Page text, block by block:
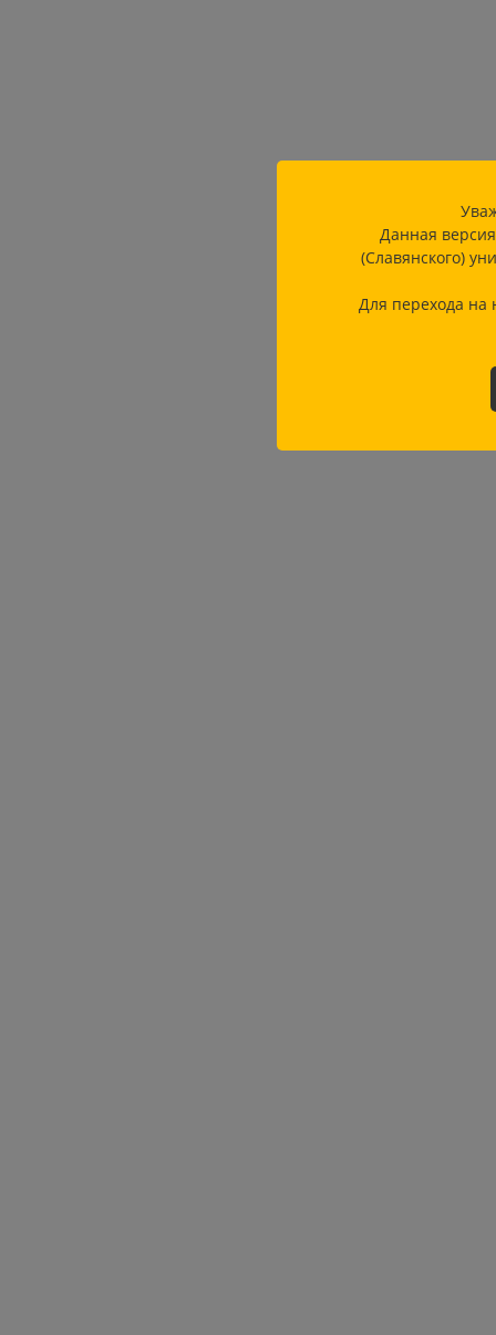
Данная
(Славянского)
Для перехода на